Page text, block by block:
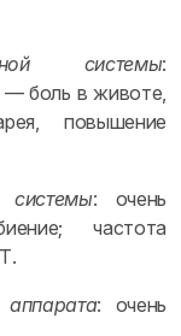
системы:
— боль в животе,
повышение
системы: очень
частота
: очень